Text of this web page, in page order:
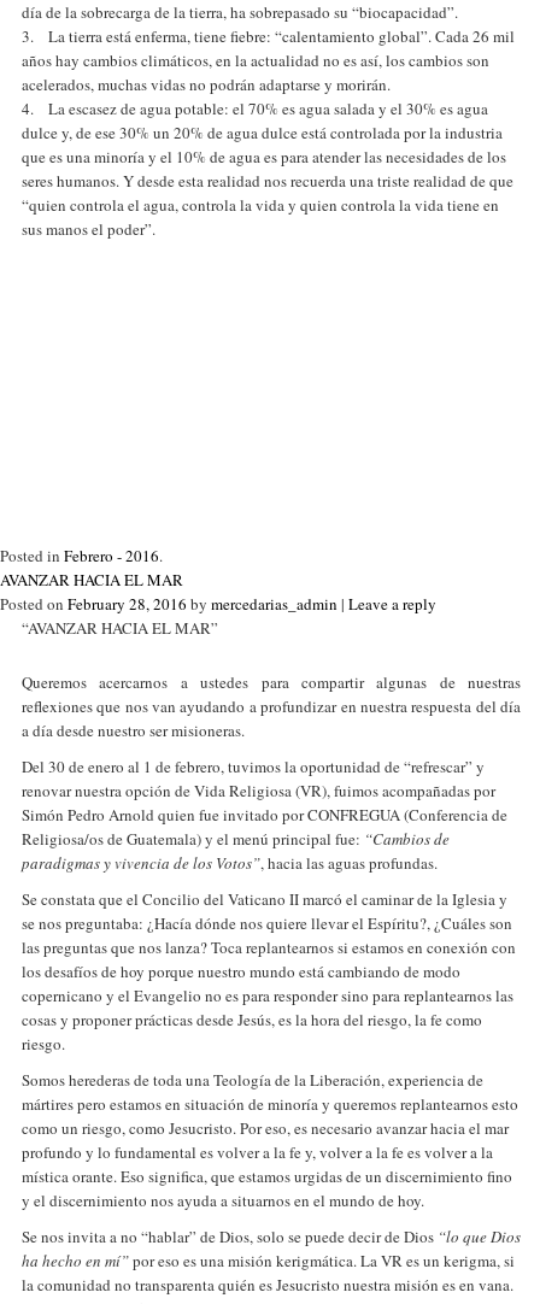
día de la sobrecarga de la tierra, ha sobrepasado su “biocapacidad”.
3. La tierra está enferma, tiene fiebre: “calentamiento global”. Cada 26 mil
años hay cambios climáticos, en la actualidad no es así, los cambios son
acelerados, muchas vidas no podrán adaptarse y morirán.
4. La escasez de agua potable: el 70% es agua salada y el 30% es agua
dulce y, de ese 30% un 20% de agua dulce está controlada por la industria
que es una minoría y el 10% de agua es para atender las necesidades de los
seres humanos. Y desde esta realidad nos recuerda una triste realidad de que
“quien controla el agua, controla la vida y quien controla la vida tiene en
sus manos el poder”.
Posted in Febrero - 2016.
AVANZAR HACIA EL MAR
Posted on February 28, 2016 by mercedarias_admin | Leave a reply
“AVANZAR HACIA EL MAR”
Queremos acercarnos a ustedes para compartir algunas de nuestras
reflexiones que nos van ayudando a profundizar en nuestra respuesta del día
a día desde nuestro ser misioneras.
Del 30 de enero al 1 de febrero, tuvimos la oportunidad de “refrescar” y
renovar nuestra opción de Vida Religiosa (VR), fuimos acompañadas por
Simón Pedro Arnold quien fue invitado por CONFREGUA (Conferencia de
Religiosa/os de Guatemala) y el menú principal fue: “Cambios de
paradigmas y vivencia de los Votos”, hacia las aguas profundas.
Se constata que el Concilio del Vaticano II marcó el caminar de la Iglesia y
se nos preguntaba: ¿Hacía dónde nos quiere llevar el Espíritu?, ¿Cuáles son
las preguntas que nos lanza? Toca replantearnos si estamos en conexión con
los desafíos de hoy porque nuestro mundo está cambiando de modo
copernicano y el Evangelio no es para responder sino para replantearnos las
cosas y proponer prácticas desde Jesús, es la hora del riesgo, la fe como
riesgo.
Somos herederas de toda una Teología de la Liberación, experiencia de
mártires pero estamos en situación de minoría y queremos replantearnos esto
como un riesgo, como Jesucristo. Por eso, es necesario avanzar hacia el mar
profundo y lo fundamental es volver a la fe y, volver a la fe es volver a la
mística orante. Eso significa, que estamos urgidas de un discernimiento fino
y el discernimiento nos ayuda a situarnos en el mundo de hoy.
Se nos invita a no “hablar” de Dios, solo se puede decir de Dios “lo que Dios
ha hecho en mí”por eso es una misión kerigmática. La VR es un kerigma, si
la comunidad no transparenta quién es Jesucristo nuestra misión es en vana.